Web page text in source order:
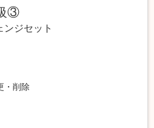
③
ジセット
・削除